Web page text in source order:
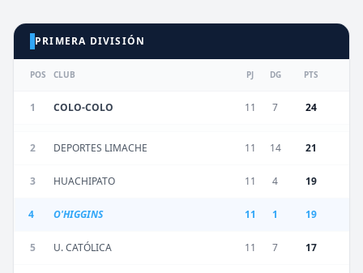
PRIMERA DIVISIÓN
POS CLUB PJ DG PTS
1 COLO-COLO 11 7 24
2 DEPORTES LIMACHE 11 14 21
3 HUACHIPATO 11 4 19
4 O'HIGGINS 11 1 19
5 U. CATÓLICA 11 7 17